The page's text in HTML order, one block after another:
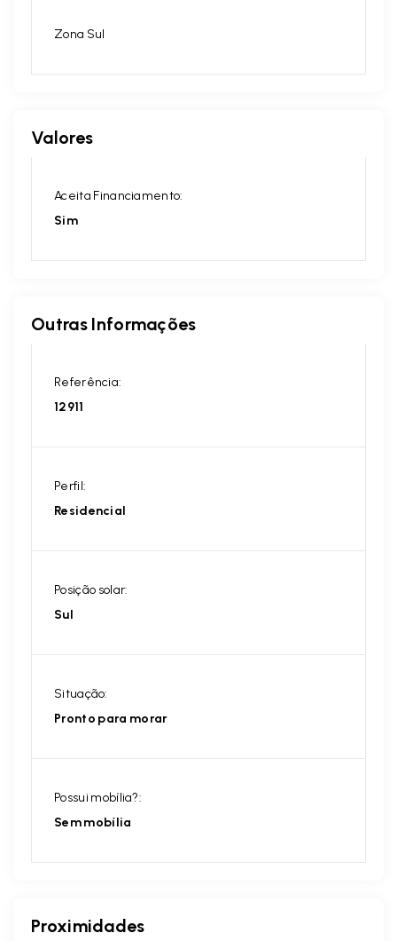
Zona Sul
Valores
Aceita Financiamento:
Sim
Outras Informações
Referência:
12911
Perfil:
Residencial
Posição solar:
Sul
Situação:
Pronto para morar
Possui mobília?:
Sem mobília
Proximidades